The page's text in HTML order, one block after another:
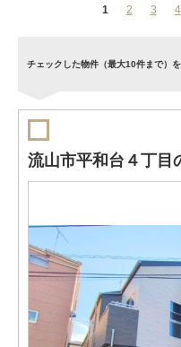
1 2 3 4
チェックした物件（最大10件まで）を
流山市平和台４丁目